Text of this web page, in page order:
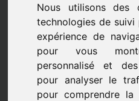
Nous utilisons des
technologies de
expérience de
pour vous
personnalisé et
pour analyser le
pour comprendre
En Creuse, le
musique le 23 juin
Parvis de la Bibliothèque
- le 23 juin 2023 à 20h00